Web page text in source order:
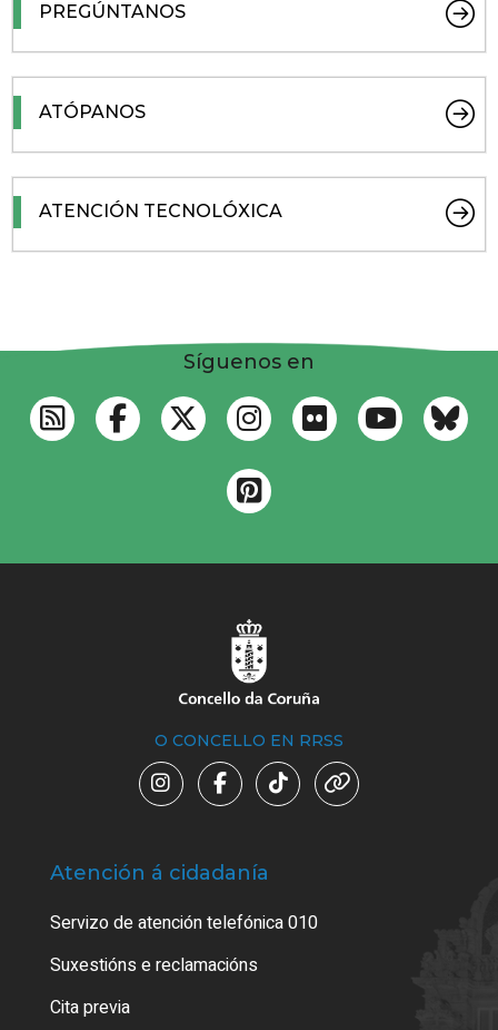
PREGÚNTANOS
ATÓPANOS
ATENCIÓN TECNOLÓXICA
Síguenos en
O CONCELLO EN RRSS
Atención á cidadanía
Servizo de atención telefónica 010
Suxestións e reclamacións
Cita previa